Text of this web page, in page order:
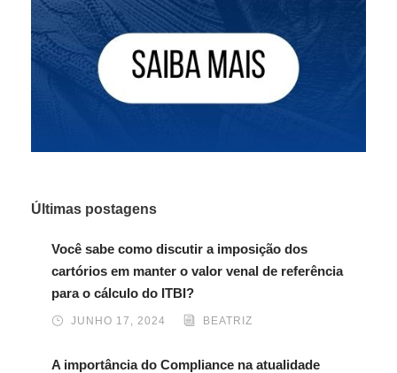
Últimas postagens
Você sabe como discutir a imposição dos
cartórios em manter o valor venal de referência
para o cálculo do ITBI?
JUNHO 17, 2024 BEATRIZ
A importância do Compliance na atualidade